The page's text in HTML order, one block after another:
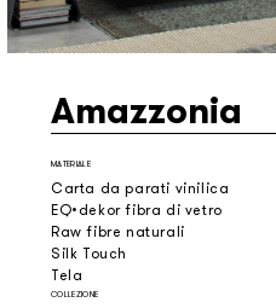
Amazzonia
MATERIALE
Carta da parati vinilica
EQ•dekor fibra di vetro
Raw fibre naturali
Silk Touch
Tela
COLLEZIONE